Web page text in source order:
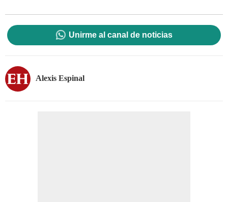
Unirme al canal de noticias
Alexis Espinal